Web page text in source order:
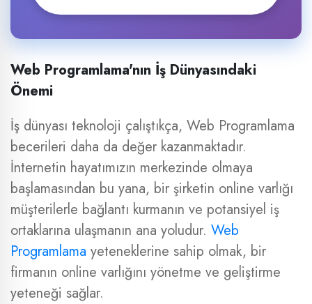
Web Programlama'nın İş Dünyasındaki
Önemi
İş dünyası teknoloji çalıştıkça, Web Programlama
becerileri daha da değer kazanmaktadır.
İnternetin hayatımızın merkezinde olmaya
başlamasından bu yana, bir şirketin online varlığı
müşterilerle bağlantı kurmanın ve potansiyel iş
ortaklarına ulaşmanın ana yoludur. Web
Programlama yeteneklerine sahip olmak, bir
firmanın online varlığını yönetme ve geliştirme
yeteneği sağlar.